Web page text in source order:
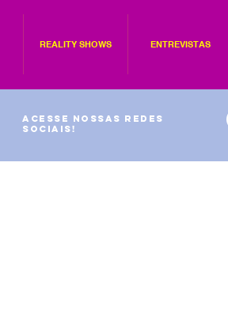
REALITY SHOWS ENTREVISTAS
Acesse nossas redes
sociais!